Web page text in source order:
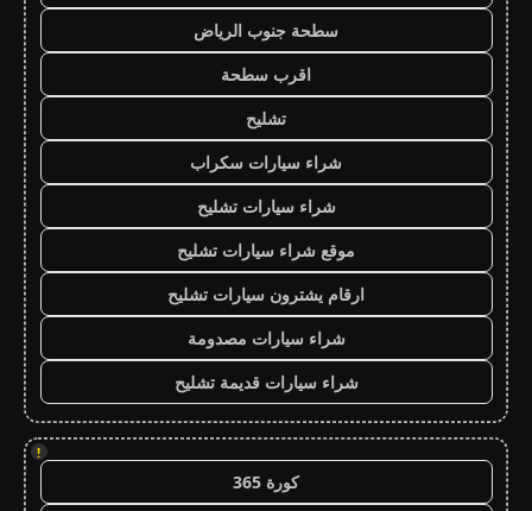
سطحة جنوب الرياض
اقرب سطحة
تشليح
شراء سيارات سكراب
شراء سيارات تشليح
موقع شراء سيارات تشليح
ارقام يشترون سيارات تشليح
شراء سيارات مصدومة
شراء سيارات قديمة تشليح
!
كورة 365